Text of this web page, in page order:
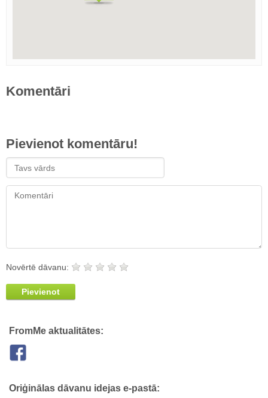
Komentāri
Pievienot komentāru!
Novērtē dāvanu:
Pievienot
FromMe aktualitātes:
Oriģinālas dāvanu idejas e-pastā: